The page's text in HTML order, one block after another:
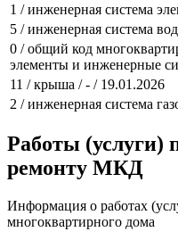
1 / инженерная система
5 / инженерная система
0 / общий код
элементы и инженерные
11 / крыша / - / 19.01.2026
2 / инженерная система
Работы (услуги)
ремонту МКД
Информация о работах
многоквартирного дома